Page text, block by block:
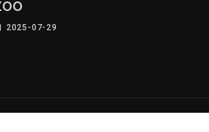
2025-07-29